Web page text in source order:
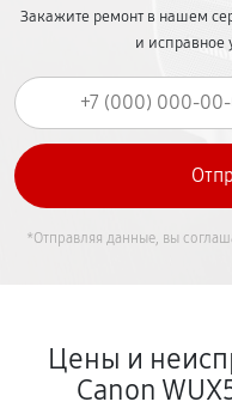
Закажите ремонт в нашем
и исправное
*Отправляя данные, вы
Цены и
Canon